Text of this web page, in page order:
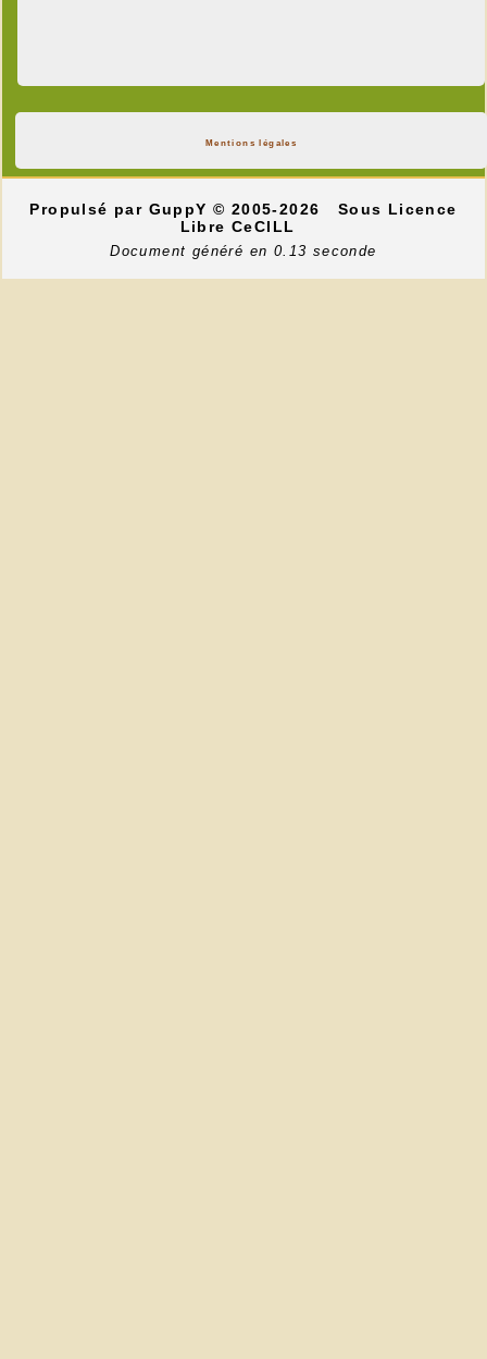
Mentions légales
Propulsé par GuppY© 2005-2026
Sous Licence
Libre CeCILL
Document généré en 0.13 seconde